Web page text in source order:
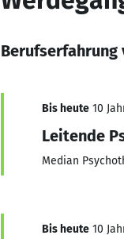
Berufserfahrung
Bis heute 10
Leitende
Median
Bis heute 10